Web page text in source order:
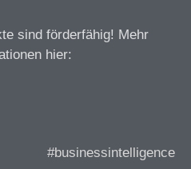
sind förderfähig! Mehr
hier:
#businessintelligence